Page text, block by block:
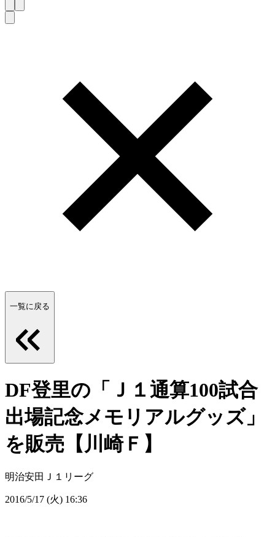
一覧に戻る
DF登里の「Ｊ１通算100試合
出場記念メモリアルグッズ」
を販売【川崎Ｆ】
明治安田Ｊ１リーグ
2016/5/17 (火) 16:36